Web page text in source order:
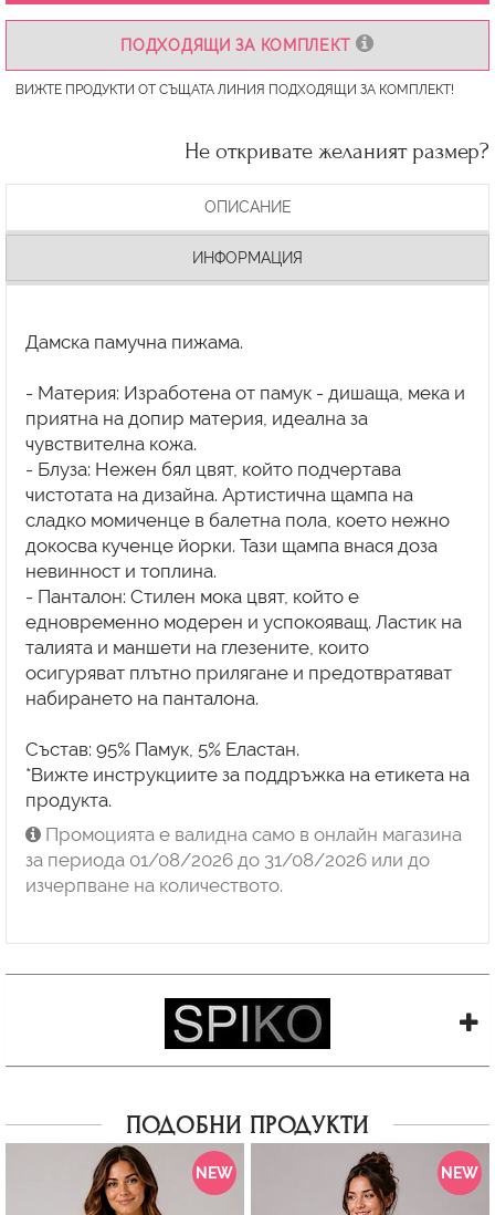
ПОДХОДЯЩИ ЗА КОМПЛЕКТ
ВИЖТЕ ПРОДУКТИ ОТ СЪЩАТА ЛИНИЯ ПОДХОДЯЩИ ЗА КОМПЛЕКТ!
Не откривате желаният размер?
ОПИСАНИЕ
ИНФОРМАЦИЯ
Дамска памучна пижама.
- Материя: Изработена от памук - дишаща, мека и
приятна на допир материя, идеална за
чувствителна кожа.
- Блуза: Нежен бял цвят, който подчертава
чистотата на дизайна. Артистична щампа на
сладко момиченце в балетна пола, което нежно
докосва кученце йорки. Тази щампа внася доза
невинност и топлина.
- Панталон: Стилен мока цвят, който е
едновременно модерен и успокояващ. Ластик на
талията и маншети на глезените, които
осигуряват плътно прилягане и предотвратяват
набирането на панталона.
Състав: 95% Памук, 5% Еластан.
*Вижте инструкциите за поддръжка на етикета на
продукта.
Промоцията е валидна само в онлайн магазина
за периода 01/08/2026 до 31/08/2026 или до
изчерпване на количеството.
ПОДОБНИ ПРОДУКТИ
NEW NEW